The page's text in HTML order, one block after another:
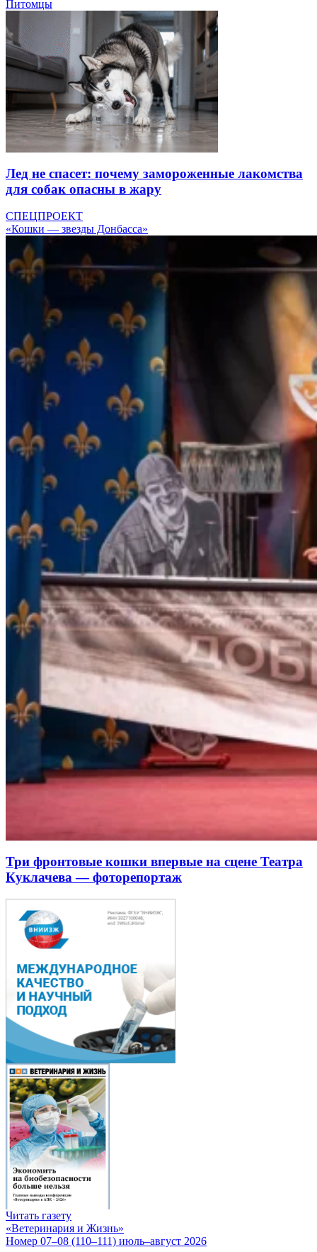
Питомцы
Лед не спасет: почему замороженные лакомства
для собак опасны в жару
СПЕЦПРОЕКТ
«Кошки — звезды Донбасса»
Три фронтовые кошки впервые на сцене Театра
Куклачева — фоторепортаж
Читать газету
«Ветеринария и Жизнь»
Номер 07–08 (110–111) июль–август 2026